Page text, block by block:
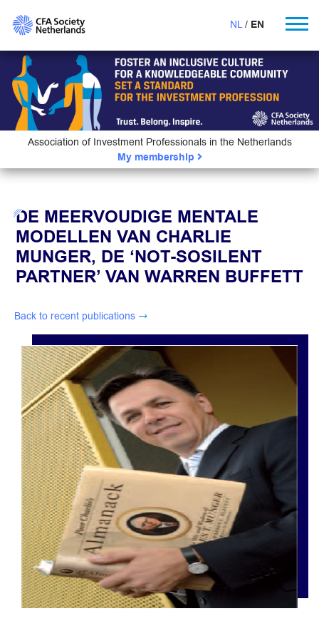
NL EN
Association of Investment Professionals in the Netherlands
My membership
DE MEERVOUDIGE MENTALE
MODELLEN VAN CHARLIE
MUNGER, DE ‘NOT-SOSILENT
PARTNER’ VAN WARREN BUFFETT
Back to recent publications